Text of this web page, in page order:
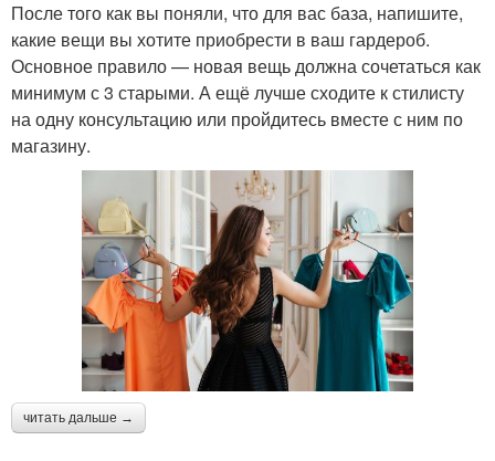
После того как вы поняли, что для вас база, напишите,
какие вещи вы хотите приобрести в ваш гардероб.
Основное правило — новая вещь должна сочетаться как
минимум с 3 старыми. А ещё лучше сходите к стилисту
на одну консультацию или пройдитесь вместе с ним по
магазину.
читать дальше →